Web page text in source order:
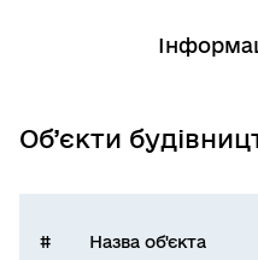
Об’єкти
# Назва об'єкта